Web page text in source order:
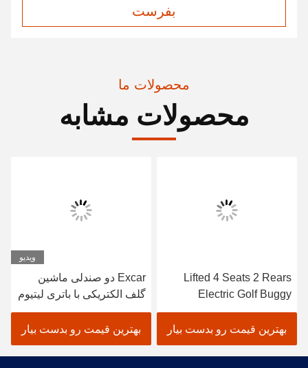
بفرست
محصولات ما
محصولات مشابه
Lifted 4 Seats 2 Rears
Electric Golf Buggy
Lithium Battery
Accessories
Customizable
بهترین قیمت رو بدست بیار
ویدیو
Excar دو صندلی ماشین
گلف الکتریکی با باتری لیتیوم
48 ولت
بهترین قیمت رو بدست بیار